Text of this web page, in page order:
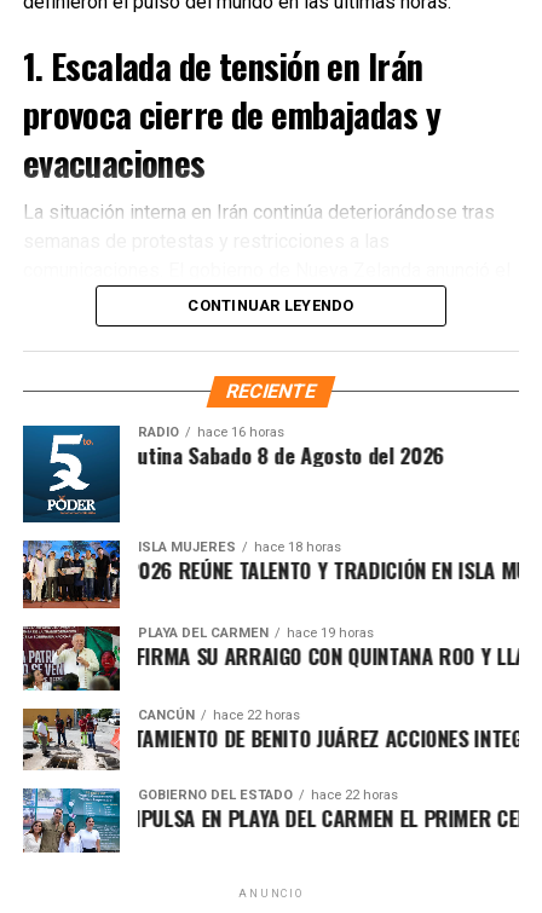
Recibe las noticias al instante
Únete al canal oficial de WhatsApp de
Quinto Podery recibe las noticias más
importantes de Quintana Roo directamente
en tu teléfono.
1. Escalada de tensión en Irán
provoca cierre de embajadas y
evacuaciones
La situación interna en Irán continúa deteriorándose tras
cierre de su embajada en Teherány la evacuación
inmediata de su personal diplomático ante el incremento
de riesgos para la seguridad. Diversos países
occidentales reiteraron llamados a sus ciudadanos para
abandonar el territorio iraní.
2. Estados Unidos pospone ataque
contra Irán tras presiones
regionales
Fuentes diplomáticas señalaron que el presidente de
Estados Unidos decidióaplazar una acción militar
contra Irán luego de recibir presiones de Arabia Saudita,
Catar e Israel, quienes advirtieron sobre el riesgo de una
escalada regional. Washington evalúa nuevas sanciones
dirigidas a altos funcionarios iraníes.
3. Avanza plan internacional para la
transición política en Gaza
CONTINUAR LEYENDO
RECIENTE
RADIO hace 16 horas
Síntesis Matutina Sabado 8 de Agosto del 2026
ISLA MUJERES hace 18 horas
ISLEÑO 2026 REÚNE TALENTO Y TRADICIÓN EN ISLA MUJERES
PLAYA DEL CARMEN hace 19 horas
REAFIRMA SU ARRAIGO CON QUINTANA ROO Y LLAMA
CANCÚN hace 22 horas
AYUNTAMIENTO DE BENITO JUÁREZ ACCIONES
GOBIERNO DEL ESTADO hace 22 horas
IMPULSA EN PLAYA DEL CARMEN EL PRIMER CENTRO
ANUNCIO